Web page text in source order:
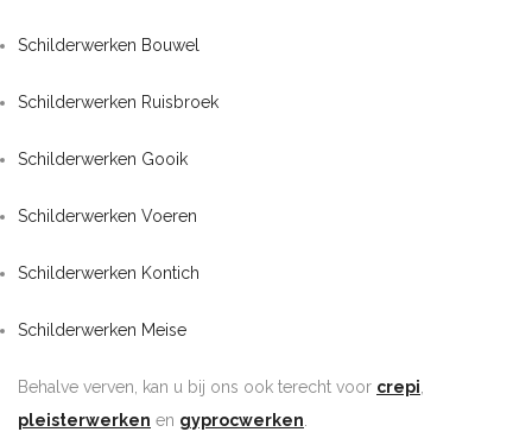
Schilderwerken Bouwel
Schilderwerken Ruisbroek
Schilderwerken Gooik
Schilderwerken Voeren
Schilderwerken Kontich
Schilderwerken Meise
Behalve verven, kan u bij ons ook terecht voor crepi,
pleisterwerken en gyprocwerken.